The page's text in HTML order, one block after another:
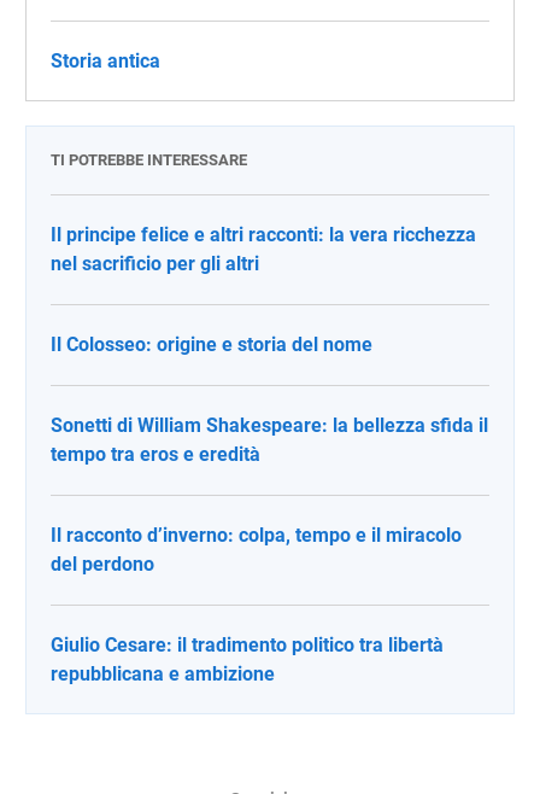
Storia antica
TI POTREBBE INTERESSARE
Il principe felice e altri racconti: la vera ricchezza
nel sacrificio per gli altri
Il Colosseo: origine e storia del nome
Sonetti di William Shakespeare: la bellezza sfida il
tempo tra eros e eredità
Il racconto d’inverno: colpa, tempo e il miracolo
del perdono
Giulio Cesare: il tradimento politico tra libertà
repubblicana e ambizione